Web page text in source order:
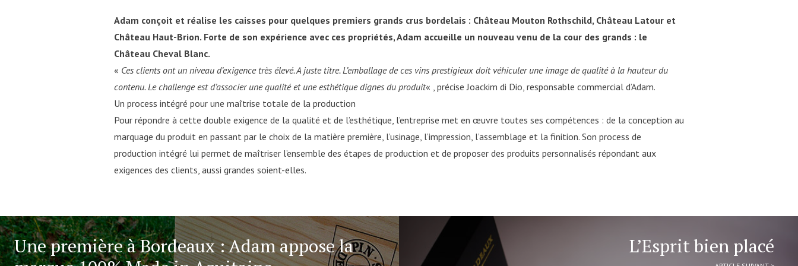
Adam conçoit et réalise les caisses pour quelques premiers grands crus bordelais : Château Mouton Rothschild, Château Latour et
Château Haut-Brion. Forte de son expérience avec ces propriétés, Adam accueille un nouveau venu de la cour des grands : le
Château Cheval Blanc.
« Ces clients ont un niveau d’exigence très élevé. A juste titre. L’emballage de ces vins prestigieux doit véhiculer une image de qualité à la hauteur du
contenu. Le challenge est d’associer une qualité et une esthétique dignes du produit« , précise Joackim di Dio, responsable commercial d’Adam.
Un process intégré pour une maîtrise totale de la production
Pour répondre à cette double exigence de la qualité et de l’esthétique, l’entreprise met en œuvre toutes ses compétences : de la conception au
marquage du produit en passant par le choix de la matière première, l’usinage, l’impression, l’assemblage et la finition. Son process de
production intégré lui permet de maîtriser l’ensemble des étapes de production et de proposer des produits personnalisés répondant aux
exigences des clients, aussi grandes soient-elles.
Une première à Bordeaux : Adam appose la
L’Esprit bien placé